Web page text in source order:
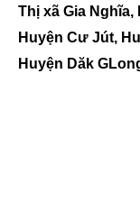
Thị xã Gia Nghĩa,
Huyện Cư Jút,
Huyện Dăk